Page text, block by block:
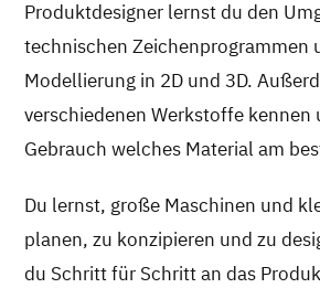
Produktdesigner lernst du den
technischen Zeichenprogrammen
Modellierung in 2D und 3D.
verschiedenen Werkstoffe
Gebrauch welches Material am
Du lernst, große Maschinen und
planen, zu konzipieren und zu
du Schritt für Schritt an das